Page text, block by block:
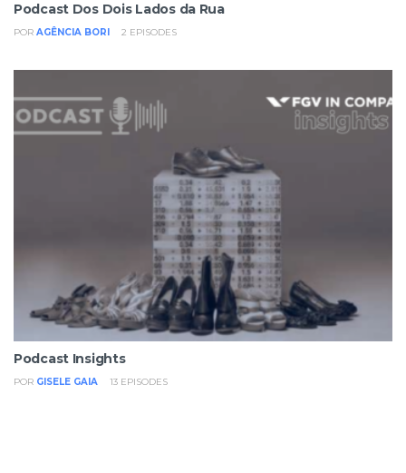
Podcast Dos Dois Lados da Rua
POR AGÊNCIA BORI 2 EPISODES
Podcast Insights
POR GISELE GAIA 13 EPISODES